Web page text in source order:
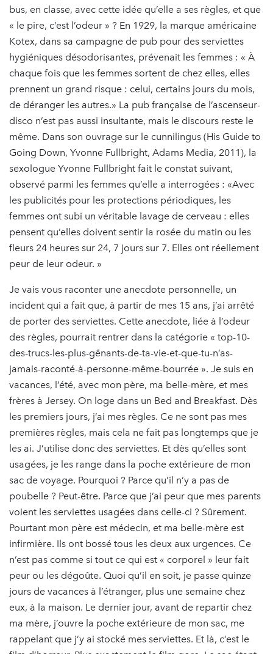
bus, en classe, avec cette idée qu’elle a ses règles, et que
« le pire, c’est l’odeur » ? En 1929, la marque américaine
Kotex, dans sa campagne de pub pour des serviettes
hygiéniques désodorisantes, prévenait les femmes : « À
chaque fois que les femmes sortent de chez elles, elles
prennent un grand risque : celui, certains jours du mois,
de déranger les autres.» La pub française de l’ascenseur-
disco n’est pas aussi insultante, mais le discours reste le
même. Dans son ouvrage sur le cunnilingus (His Guide to
Going Down, Yvonne Fullbright, Adams Media, 2011), la
sexologue Yvonne Fullbright fait le constat suivant,
observé parmi les femmes qu’elle a interrogées : «Avec
les publicités pour les protections périodiques, les
femmes ont subi un véritable lavage de cerveau : elles
pensent qu’elles doivent sentir la rosée du matin ou les
fleurs 24 heures sur 24, 7 jours sur 7. Elles ont réellement
peur de leur odeur. »
Je vais vous raconter une anecdote personnelle, un
incident qui a fait que, à partir de mes 15 ans, j’ai arrêté
de porter des serviettes. Cette anecdote, liée à l’odeur
des règles, pourrait rentrer dans la catégorie « top-10-
des-trucs-les-plus-gênants-de-ta-vie-et-que-tu-n’as-
jamais-raconté-à-personne-même-bourrée ». Je suis en
vacances, l’été, avec mon père, ma belle-mère, et mes
frères à Jersey. On loge dans un Bed and Breakfast. Dès
les premiers jours, j’ai mes règles. Ce ne sont pas mes
premières règles, mais cela ne fait pas longtemps que je
les ai. J’utilise donc des serviettes. Et dès qu’elles sont
usagées, je les range dans la poche extérieure de mon
sac de voyage. Pourquoi ? Parce qu’il n’y a pas de
poubelle ? Peut-être. Parce que j’ai peur que mes parents
voient les serviettes usagées dans celle-ci ? Sûrement.
Pourtant mon père est médecin, et ma belle-mère est
infirmière. Ils ont bossé tous les deux aux urgences. Ce
n’est pas comme si tout ce qui est « corporel » leur fait
peur ou les dégoûte. Quoi qu’il en soit, je passe quinze
jours de vacances à l’étranger, plus une semaine chez
eux, à la maison. Le dernier jour, avant de repartir chez
ma mère, j’ouvre la poche extérieure de mon sac, me
rappelant que j’y ai stocké mes serviettes. Et là, c’est le